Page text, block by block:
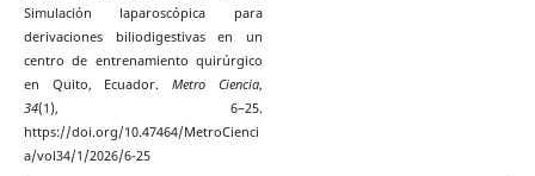
Simulación laparoscópica para
derivaciones biliodigestivas en un
centro de entrenamiento quirúrgico
en Quito, Ecuador.Metro Ciencia,
34(1), 6–25.
https://doi.org/10.47464/MetroCienci
a/vol34/1/2026/6-25